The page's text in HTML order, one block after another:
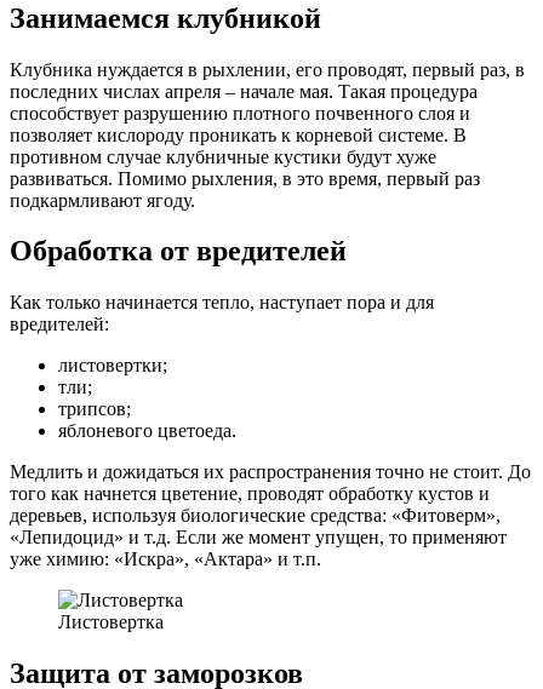
Занимаемся клубникой
Клубника нуждается в рыхлении, его проводят, первый раз, в
последних числах апреля – начале мая. Такая процедура
способствует разрушению плотного почвенного слоя и
позволяет кислороду проникать к корневой системе. В
противном случае клубничные кустики будут хуже
развиваться. Помимо рыхления, в это время, первый раз
подкармливают ягоду.
Обработка от вредителей
Как только начинается тепло, наступает пора и для
вредителей:
листовертки;
тли;
трипсов;
яблоневого цветоеда.
Медлить и дожидаться их распространения точно не стоит. До
того как начнется цветение, проводят обработку кустов и
деревьев, используя биологические средства: «Фитоверм»,
«Лепидоцид» и т.д. Если же момент упущен, то применяют
уже химию: «Искра», «Актара» и т.п.
Листовертка
Защита от заморозков